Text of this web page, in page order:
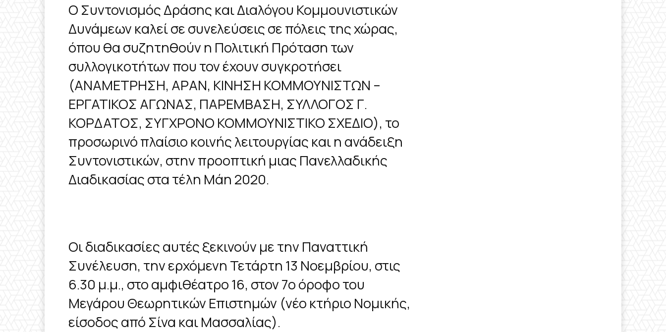
Ο Συντονισμός Δράσης και Διαλόγου Κομμουνιστικών
Δυνάμεων καλεί σε συνελεύσεις σε πόλεις της χώρας,
όπου θα συζητηθούν η Πολιτική Πρόταση των
συλλογικοτήτων που τον έχουν συγκροτήσει
(ΑΝΑΜΕΤΡΗΣΗ, ΑΡΑΝ, ΚΙΝΗΣΗ ΚΟΜΜΟΥΝΙΣΤΩΝ –
ΕΡΓΑΤΙΚΟΣ ΑΓΩΝΑΣ, ΠΑΡΕΜΒΑΣΗ, ΣΥΛΛΟΓΟΣ Γ.
ΚΟΡΔΑΤΟΣ, ΣΥΓΧΡΟΝΟ ΚΟΜΜΟΥΝΙΣΤΙΚΟ ΣΧΕΔΙΟ), το
προσωρινό πλαίσιο κοινής λειτουργίας και η ανάδειξη
Συντονιστικών, στην προοπτική μιας Πανελλαδικής
Διαδικασίας στα τέλη Μάη 2020.
Οι διαδικασίες αυτές ξεκινούν με την Παναττική
Συνέλευση, την ερχόμενη Τετάρτη 13 Νοεμβρίου, στις
6.30 μ.μ., στο αμφιθέατρο 16, στον 7ο όροφο του
Μεγάρου Θεωρητικών Επιστημών (νέο κτήριο Νομικής,
είσοδος από Σίνα και Μασσαλίας).